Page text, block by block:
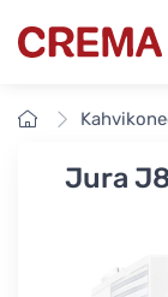
Crema
Etusivu
Jura